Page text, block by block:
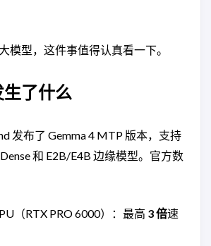
模型，这件事值得认真看一下。
了什么
发布了 Gemma 4 MTP 版本，支持
和 E2B/E4B 边缘模型。官方数
（RTX PRO 6000）：最高 3 倍速